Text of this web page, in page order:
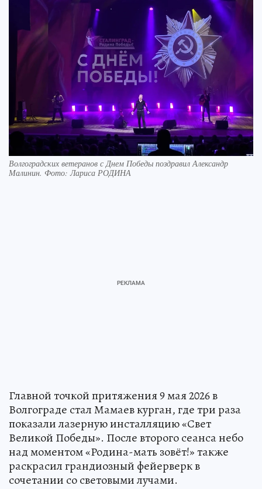
Волгоградских ветеранов с Днем Победы поздравил Александр
Малинин. Фото: Лариса РОДИНА
Главной точкой притяжения 9 мая 2026 в
Волгограде стал Мамаев курган, где три раза
показали лазерную инсталляцию «Свет
Великой Победы». После второго сеанса небо
над моментом «Родина-мать зовёт!» также
раскрасил грандиозный фейерверк в
сочетании со световыми лучами.